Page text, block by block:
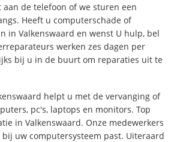
de telefoon of we sturen een
Heeft u computerschade of
in Valkenswaard en wenst U hulp, bel
werken zes dagen per
bij u in de buurt om reparaties uit te
helpt u met de vervanging of
pc's, laptops en monitors. Top
in Valkenswaard. Onze medewerkers
uw computersysteem past. Uiteraard